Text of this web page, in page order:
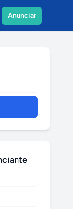
Anunciar